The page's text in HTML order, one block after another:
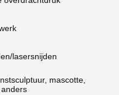
lasersnijden
mascotte,